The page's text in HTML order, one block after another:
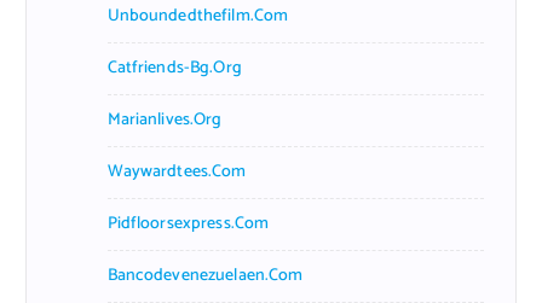
Unboundedthefilm.com
Catfriends-Bg.org
Marianlives.org
Waywardtees.com
Pidfloorsexpress.com
Bancodevenezuelaen.com